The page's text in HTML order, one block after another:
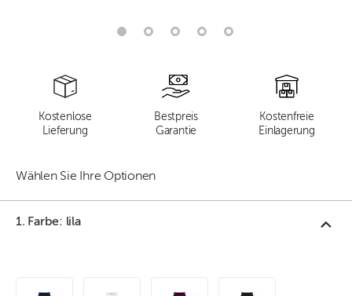
Kostenlose
Lieferung
Bestpreis
Garantie
Kostenfreie
Einlagerung
Wählen Sie Ihre Optionen
1. Farbe: lila